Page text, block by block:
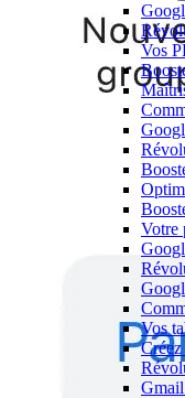
Vos
Votre
Vos